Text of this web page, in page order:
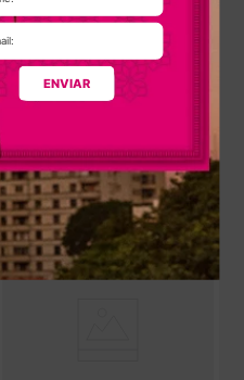
ENVIAR
Tênis Dakota Feminino Urbano Bege
R$ 289,90
Em até9xR$ 32,21 sem juros